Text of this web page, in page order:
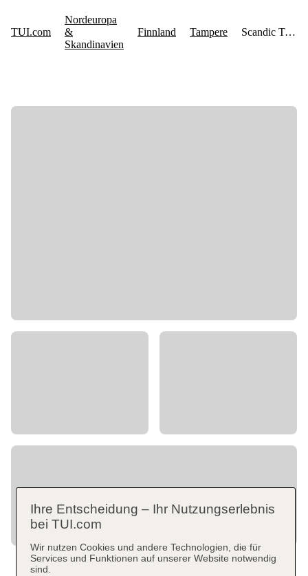
Ihre Entscheidung – Ihr Nutzungserlebnis
bei TUI.com
Wir nutzen Cookies und andere Technologien, die für
Services und Funktionen auf unserer Website notwendig
sind.